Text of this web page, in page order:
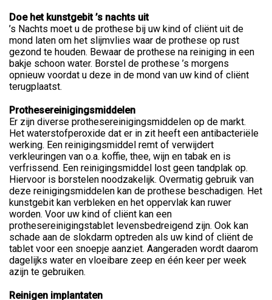
Doe het kunstgebit ’s nachts uit
’s Nachts moet u de prothese bij uw kind of cliënt uit de
mond laten om het slijmvlies waar de prothese op rust
gezond te houden. Bewaar de prothese na reiniging in een
bakje schoon water. Borstel de prothese ’s morgens
opnieuw voordat u deze in de mond van uw kind of cliënt
terugplaatst.
Prothesereinigingsmiddelen
Er zijn diverse prothesereinigingsmiddelen op de markt.
Het waterstofperoxide dat er in zit heeft een antibacteriële
werking. Een reinigingsmiddel remt of verwijdert
verkleuringen van o.a. koffie, thee, wijn en tabak en is
verfrissend. Een reinigingsmiddel lost geen tandplak op.
Hiervoor is borstelen noodzakelijk. Overmatig gebruik van
deze reinigingsmiddelen kan de prothese beschadigen. Het
kunstgebit kan verbleken en het oppervlak kan ruwer
worden. Voor uw kind of cliënt kan een
prothesereinigingstablet levensbedreigend zijn. Ook kan
schade aan de slokdarm optreden als uw kind of cliënt de
tablet voor een snoepje aanziet. Aangeraden wordt daarom
dagelijks water en vloeibare zeep en één keer per week
azijn te gebruiken.
Reinigen implantaten